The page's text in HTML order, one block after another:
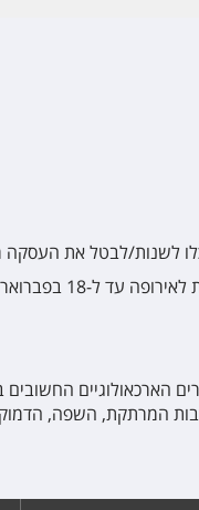
לשנות/לבטל את
החשובים
המרתקת, השפה,